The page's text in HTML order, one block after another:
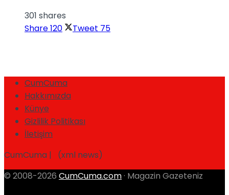
301 shares
Share120 Tweet 75
CumCuma
Hakkımızda
Künye
Gizlilik Politikası
İletişim
CumCuma | (xml news)
© 2008-2026 CumCuma.com · Magazin Gazeteniz